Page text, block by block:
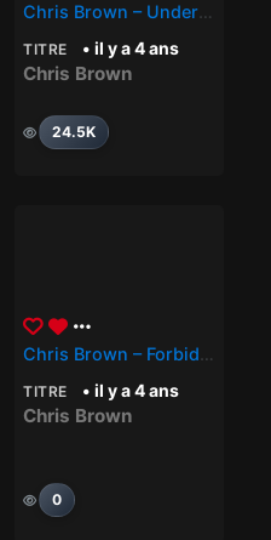
Chris Brown – Under The Influence
TITRE • il y a 4 ans
Chris Brown
24.5K
Chris Brown – Forbidden
TITRE • il y a 4 ans
Chris Brown
0